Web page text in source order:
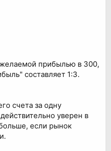
прибылью в 300,
составляет 1:3.
счета за одну
уверен в
если рынок